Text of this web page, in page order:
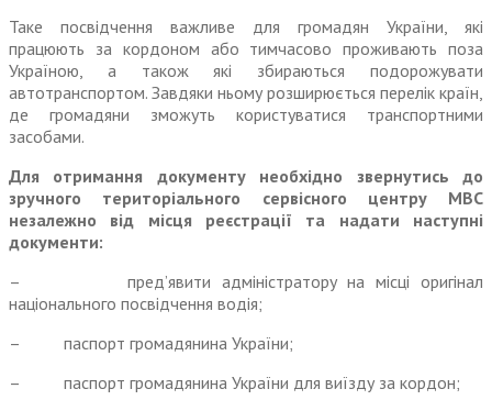
Таке посвідчення важливе для громадян України, які
працюють за кордоном або тимчасово проживають поза
Україною, а також які збираються подорожувати
автотранспортом. Завдяки ньому розширюється перелік країн,
де громадяни зможуть користуватися транспортними
засобами.
Для отримання документу необхідно звернутись до
зручного територіального сервісного центру МВС
незалежно від місця реєстрації та надати наступні
документи:
– пред’явити адміністратору на місці оригінал
національного посвідчення водія;
– паспорт громадянина України;
– паспорт громадянина України для виїзду за кордон;